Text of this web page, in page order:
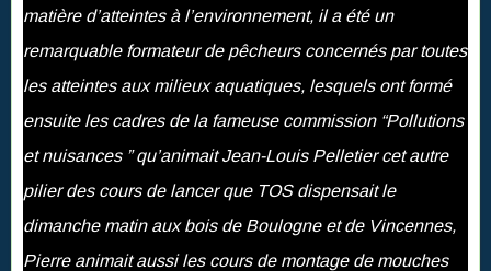
matière d’atteintes à l’environnement, il a été un
remarquable formateur de pêcheurs concernés par toutes
les atteintes aux milieux aquatiques, lesquels ont formé
ensuite les cadres de la fameuse commission “Pollutions
et nuisances ” qu’animait Jean-Louis Pelletier cet autre
pilier des cours de lancer que TOS dispensait le
dimanche matin aux bois de Boulogne et de Vincennes,
Pierre animait aussi les cours de montage de mouches